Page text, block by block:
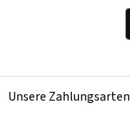
Unsere Zahlungsarten